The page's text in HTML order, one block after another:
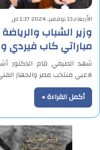
الأربعاء,13 نوفمبر, 2024 1:37 ص
وزير الشباب
مباراتي كاب فيردي
شهد الصيفي قام الدكتور
لاعبي منتخب مصر والجهاز
أكمل القراءة »